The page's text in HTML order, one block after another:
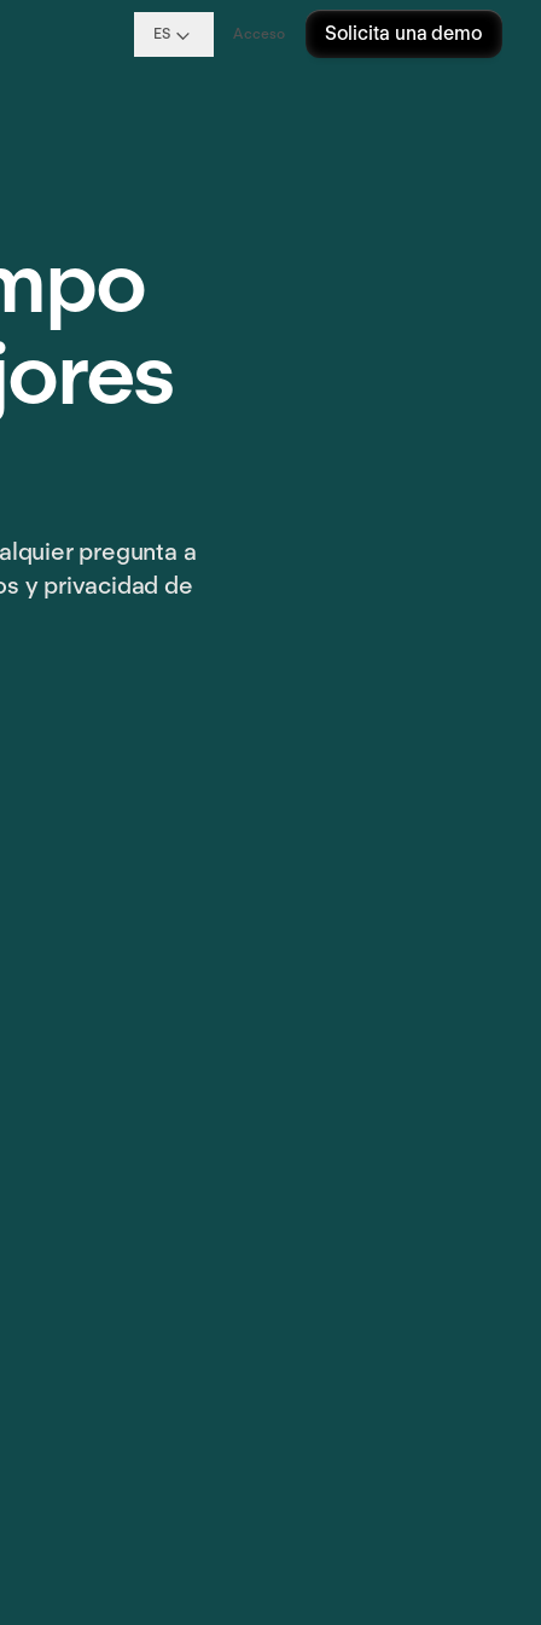
ES Acceso Solicita una demo
pregunta a
y privacidad de